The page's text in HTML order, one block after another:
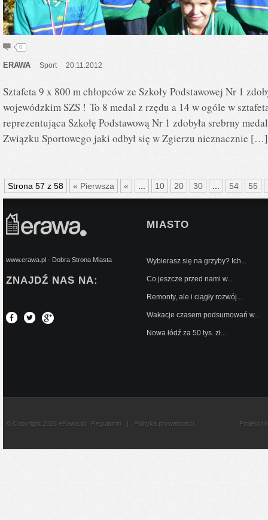
0
ERAWA Sport 20.11.2012
Sztafeta 9 x 800 m chłopców ze Szkoły Podstawowej Nr 1
wojewódzkim SZS ! To 8 medal z rzędu a 14 w ogóle w
reprezentująca Szkołę Podstawową Nr 1 zdobyła srebrny
Związku Sportowego jaki odbył się w Zgierzu nieznacznie […]
Strona 57 z 58 « Pierwsza « 10 20 30 54 55
www.erawa.pl - Dobra Strona Miasta
ZNAJDŹ NAS NA:
MIASTO
Wybierasz się na grzyby? Ich...
Co jeszcze przed nami w...
Remonty, ale i ciągły rozwój...
Wakacje czasem podsumowań w...
Nowa łódź za 50 tys. zł...
© Copyright 2026 eRawa.pl Regulamin | Polityka prywatnosci Projekt i